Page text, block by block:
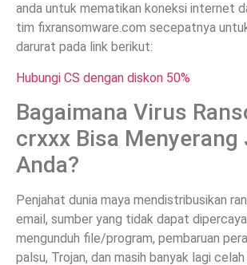
anda untuk mematikan koneksi internet
tim fixransomware.com secepatnya
darurat pada link berikut:
Hubungi CS dengan diskon 50%
Bagaimana Virus
crxxx Bisa Menyerang
Anda?
Penjahat dunia maya mendistribusikan
email, sumber yang tidak dapat
mengunduh file/program, pembaruan
palsu, Trojan, dan masih banyak lagi